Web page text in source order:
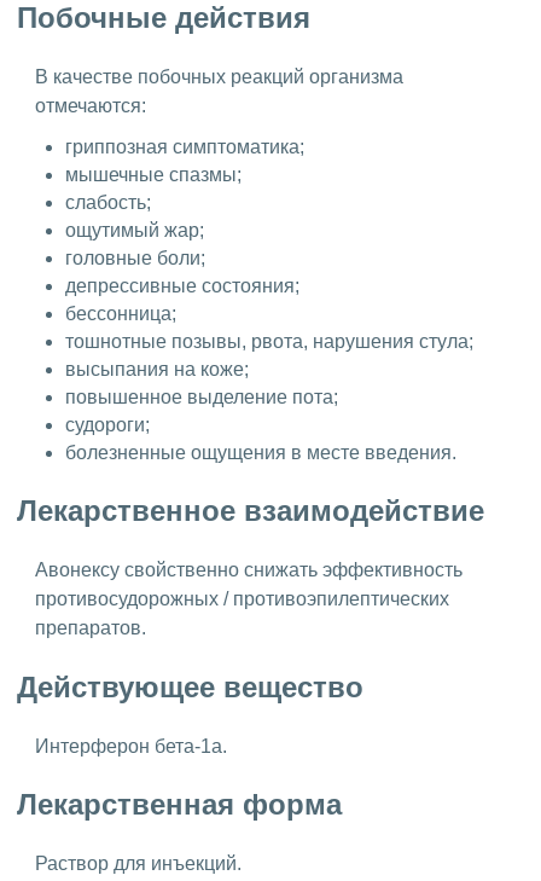
Побочные действия
В качестве побочных реакций организма
отмечаются:
гриппозная симптоматика;
мышечные спазмы;
слабость;
ощутимый жар;
головные боли;
депрессивные состояния;
бессонница;
тошнотные позывы, рвота, нарушения стула;
высыпания на коже;
повышенное выделение пота;
судороги;
болезненные ощущения в месте введения.
Лекарственное взаимодействие
Авонексу свойственно снижать эффективность
противосудорожных / противоэпилептических
препаратов.
Действующее вещество
Интерферон бета-1а.
Лекарственная форма
Раствор для инъекций.